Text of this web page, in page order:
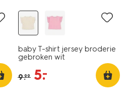
baby T-shirt jersey broderie
gebroken wit
9.99 5.
–